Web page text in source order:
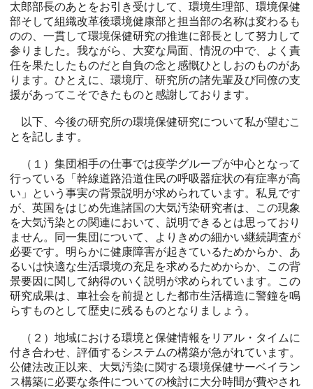
太郎部長のあとをお引き受けして、環境生理部、環境保健
部そして組織改革後環境健康部と担当部の名称は変わるも
のの、一貫して環境保健研究の推進に部長として努力して
参りました。我ながら、大変な局面、情況の中で、よく責
任を果たしたものだと自負の念と感慨ひとしおのものがあ
ります。ひとえに、環境庁、研究所の諸先輩及び同僚の支
援があってこそできたものと感謝しております。
以下、今後の研究所の環境保健研究について私が望むこ
とを記します。
（１）集団相手の仕事では疫学グループが中心となって
行っている「幹線道路沿道住民の呼吸器症状の有症率が高
い」という事実の背景説明が求められています。私見です
が、英国をはじめ先進諸国の大気汚染研究者は、この現象
を大気汚染との関連において、説明できるとは思っており
ません。同一集団について、よりきめの細かい継続調査が
必要です。明らかに健康障害が起きているためからか、あ
るいは快適な生活環境の充足を求めるためからか、この背
景要因に関して納得のいく説明が求められています。この
研究成果は、車社会を前提とした都市生活構造に警鐘を鳴
らすものとして歴史に残るものとなりましょう。
（２）地域における環境と保健情報をリアル・タイムに
付き合わせ、評価するシステムの構築が急がれています。
公健法改正以来、大気汚染に関する環境保健サーベイラン
ス構築に必要な条件についての検討に大分時間が費やされ